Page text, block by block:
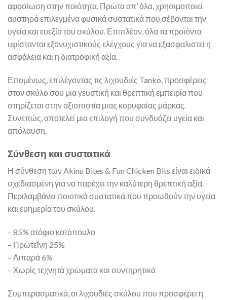
αφοσίωση στην ποιότητα. Πρώτα απ’ όλα, χρησιμοποιεί
αυστηρά επιλεγμένα φυσικά συστατικά που σέβονται την
υγεία και ευεξία του σκύλου. Επιπλέον, όλα τα προϊόντα
υφίστανται εξονυχιστικούς ελέγχους για να εξασφαλιστεί η
ασφάλεια και η διατροφική αξία.
Επομένως, επιλέγοντας τις λιχουδιές Tanko, προσφέρεις
στον σκύλο σου μια γευστική και θρεπτική εμπειρία που
στηρίζεται στην αξιοπιστία μιας κορυφαίας μάρκας.
Συνεπώς, αποτελεί μια επιλογή που συνδυάζει υγεία και
απόλαυση.
Σύνθεση και συστατικά
Η σύνθεση των Akinu Bites & Fun Chicken Bits είναι ειδικά
σχεδιασμένη για να παρέχει την καλύτερη θρεπτική αξία.
Περιλαμβάνει ποιοτικά συστατικά που προωθούν την υγεία
και ευημερία του σκύλου.
– 85% ατόφιο κοτόπουλο
– Πρωτεΐνη 25%
– Λιπαρά 6%
– Χωρίς τεχνητά χρώματα και συντηρητικά
Συμπερασματικά, οι λιχουδιές σκύλου που προσφέρει η